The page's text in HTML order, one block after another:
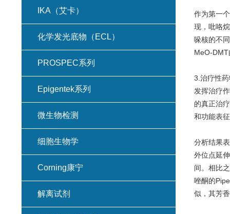
作为第一
现，吡咯
哚核的不
MeO-
3.治疗性
发挥治疗
的真正治
和功能表
分析结果
外位点延
间。相比
唑酮的
似，其芳
IKA（艾卡）
化学发光底物（ECL）
PROSPEC系列
Epigentek系列
微生物检测
细胞生物学
Corning康宁
解离试剂